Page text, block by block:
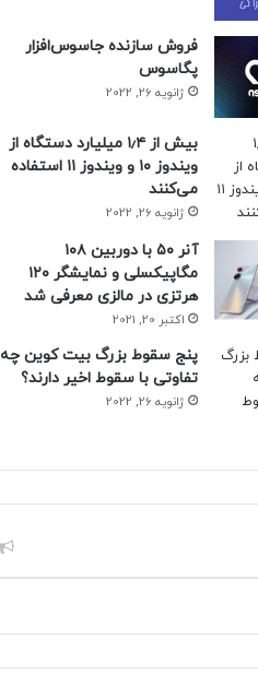
فروش سازنده جاسوس‌افزار
پگاسوس
ژانویه 26, 2022
بیش از ۱٫۴ میلیارد دستگاه از
ویندوز ۱۰ و ویندوز ۱۱ استفاده
می‌کنند
ژانویه 26, 2022
آنر ۵۰ با دوربین ۱۰۸
مگاپیکسلی و نمایشگر ۱۲۰
هرتزی در مالزی معرفی شد
اکتبر 20, 2021
پنج سقوط بزرگ بیت کوین چه
تفاوتی با سقوط اخیر دارند؟
ژانویه 26, 2022